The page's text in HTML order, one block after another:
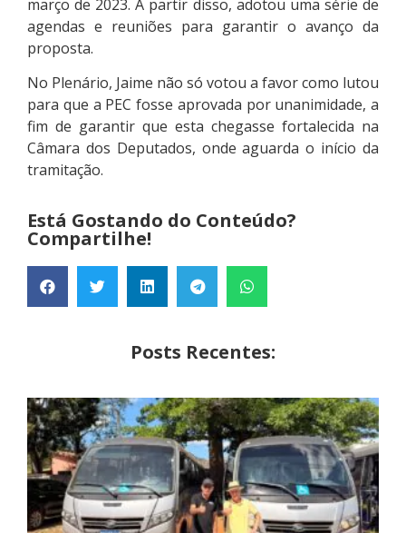
março de 2023. A partir disso, adotou uma série de
agendas e reuniões para garantir o avanço da
proposta.
No Plenário, Jaime não só votou a favor como lutou
para que a PEC fosse aprovada por unanimidade, a
fim de garantir que esta chegasse fortalecida na
Câmara dos Deputados, onde aguarda o início da
tramitação.
Está Gostando do Conteúdo?
Compartilhe!
Posts Recentes: